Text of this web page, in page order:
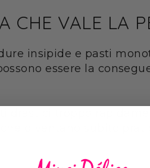
CHE VALE LA
insipide e pasti
essere la
drastici troppo
diventano subito